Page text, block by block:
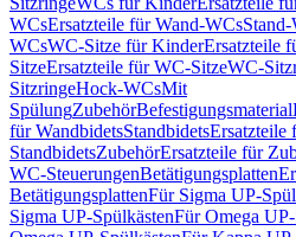
WCsErsatzteile für Wand-WCs
WCsWC-Sitze für KinderErsatzteile
SitzeErsatzteile für WC-SitzeWC-
SitzringeHock-WCsMit
SpülungZubehörBefestigungsmaterial
für WandbidetsStandbidetsErsatzteile
StandbidetsZubehörErsatzteile für
WC-SteuerungenBetätigungsplatten
BetätigungsplattenFür Sigma UP-
Sigma UP-SpülkästenFür Omega